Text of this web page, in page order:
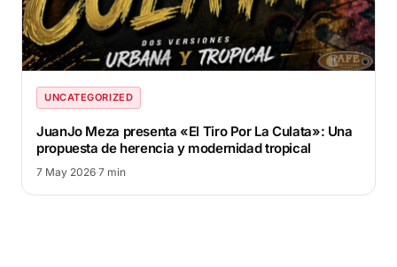
UNCATEGORIZED
JuanJo Meza presenta «El Tiro Por La Culata»: Una
propuesta de herencia y modernidad tropical
7 May 2026·7 min